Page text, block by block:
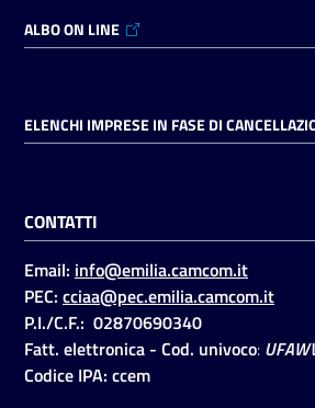
ALBO ON LINE
ELENCHI IMPRESE IN FASE DI
CONTATTI
Email: info@emilia.camcom.it
PEC: cciaa@pec.emilia.camcom.it
P.I./C.F.: 02870690340
Fatt. elettronica - Cod. univoco:
Codice IPA: ccem